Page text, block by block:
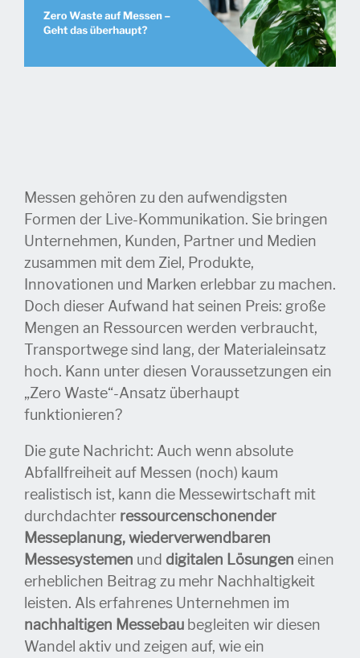
Messen gehören zu den aufwendigsten
Formen der Live-Kommunikation. Sie bringen
Unternehmen, Kunden, Partner und Medien
zusammen mit dem Ziel, Produkte,
Innovationen und Marken erlebbar zu machen.
Doch dieser Aufwand hat seinen Preis: große
Mengen an Ressourcen werden verbraucht,
Transportwege sind lang, der Materialeinsatz
hoch. Kann unter diesen Voraussetzungen ein
„Zero Waste“-Ansatz überhaupt
funktionieren?
Die gute Nachricht: Auch wenn absolute
Abfallfreiheit auf Messen (noch) kaum
realistisch ist, kann die Messewirtschaft mit
durchdachter ressourcenschonender
Messeplanung, wiederverwendbaren
Messesystemen und digitalen Lösungen einen
erheblichen Beitrag zu mehr Nachhaltigkeit
leisten. Als erfahrenes Unternehmen im
nachhaltigen Messebau begleiten wir diesen
Wandel aktiv und zeigen auf, wie ein